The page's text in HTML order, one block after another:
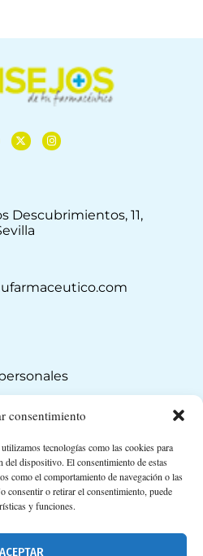
consentimiento
tecnologías como las cookies para
del dispositivo. El consentimiento de estas
como el comportamiento de navegación o las
consentir o retirar el consentimiento, puede
y funciones.
ACEPTAR
Descubrimientos, 11,